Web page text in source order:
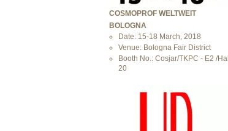
COSMOPROF WELTWEIT
BOLOGNA
Date: 15-18 March, 2018
Venue: Bologna Fair District
Booth No.: Cosjar/TKPC - E2 /Hall
20